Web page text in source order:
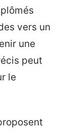
vers un
une
peut
le